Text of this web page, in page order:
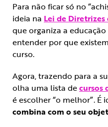
Para não ficar só no
ideia na Lei de Diretrizes
que organiza a
entender por que
curso.
Agora, trazendo para a
olha uma lista decursos
é escolher “o melhor”. É
combina com o seu